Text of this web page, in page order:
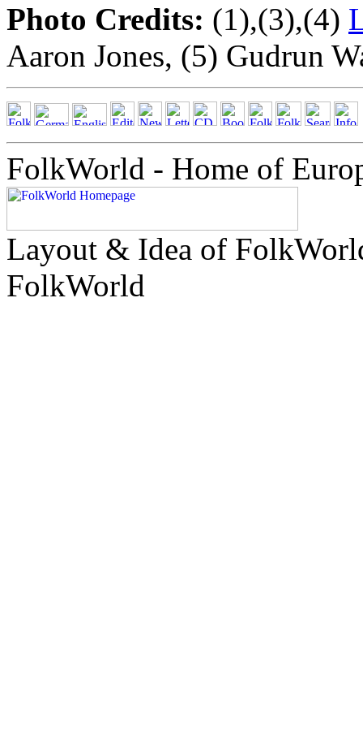
Photo Credits: (1),(3),(4)
Aaron Jones, (5) Gudrun
FolkWorld - Home of
Layout & Idea of
FolkWorld